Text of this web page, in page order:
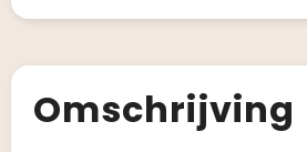
Omschrijving